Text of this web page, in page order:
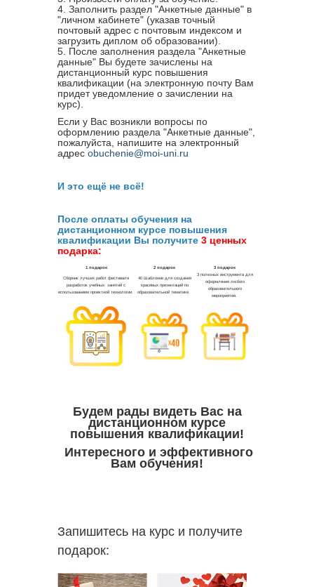
4. Заполнить раздел "Анкетные данные" в
"личном кабинете" (указав точный
почтовый адрес с почтовым индексом и
загрузить диплом об образовании).
5. После заполнения раздела "Анкетные
данные" Вы будете зачислены на
дистанционный курс повышения
квалификации (на электронную почту Вам
придет уведомление о зачислении на
курс).
Если у Вас возникли вопросы по
оформлению раздела "Анкетные данные",
пожалуйста, напишите на электронный
адрес obuchenie@moi-uni.ru
И это ещё не всё!
После оплаты обучения на
дистанционном курсе повышения
квалификации Вы получите 3 ценных
подарка:
Будем рады видеть Вас на
дистанционном курсе
повышения квалификации!
Интересного и эффективного
Вам обучения!
Запишитесь на курс и получите
подарок: